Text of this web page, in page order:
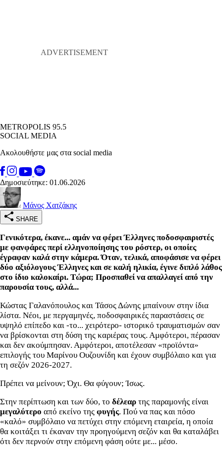
METROPOLIS 95.5
SOCIAL MEDIA
Ακολουθήστε μας στα social media
Δημοσιεύτηκε: 01.06.2026
Μάνος Χατζάκης
SHARE
Γενικότερα, έκανε... αμάν να φέρει Έλληνες ποδοσφαιριστές
με φανφάρες περί ελληνοποίησης του ρόστερ, οι οποίες
έγραφαν καλά στην κάμερα. Όταν, τελικά, αποφάσισε να φέρει
δύο αξιόλογους Έλληνες και σε καλή ηλικία, έγινε διπλό λάθος
στο ίδιο καλοκαίρι. Τώρα; Προσπαθεί να απαλλαγεί από την
παρουσία τους, αλλά...
Κώστας Γαλανόπουλος και Τάσος Δώνης μπαίνουν στην ίδια
λίστα. Νέοι, με περγαμηνές, ποδοσφαιρικές παραστάσεις σε
υψηλό επίπεδο και -το... χειρότερο- ιστορικό τραυματισμών σαν
να βρίσκονται στη δύση της καριέρας τους. Αμφότεροι, πέρασαν
και δεν ακούμπησαν. Αμφότεροι, αποτέλεσαν «προϊόντα»
επιλογής του Μαρίνου Ουζουνίδη και έχουν συμβόλαιο και για
τη σεζόν 2026-2027.
Πρέπει να μείνουν; Όχι. Θα φύγουν; Ίσως.
Στην περίπτωση και των δύο, το δέλεαρ της παραμονής είναι
μεγαλύτερο από εκείνο της φυγής. Πού να πας και πόσο
«καλό» συμβόλαιο να πετύχει στην επόμενη εταιρεία, η οποία
θα κοιτάξει τι έκαναν την προηγούμενη σεζόν και θα καταλάβει
ότι δεν περνούν στην επόμενη φάση ούτε με... μέσο.